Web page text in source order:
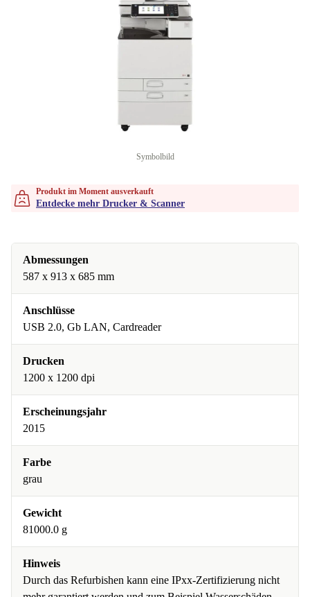
Symbolbild
Produkt im Moment ausverkauft
Entdecke mehr Drucker & Scanner
Abmessungen
587 x 913 x 685 mm
Anschlüsse
USB 2.0, Gb LAN, Cardreader
Drucken
1200 x 1200 dpi
Erscheinungsjahr
2015
Farbe
grau
Gewicht
81000.0 g
Hinweis
Durch das Refurbishen kann eine IPxx-Zertifizierung nicht